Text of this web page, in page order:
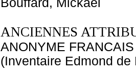
Bouffard, Mickaël
ANCIENNES
ANONYME FRANCAIS
(Inventaire Edmond